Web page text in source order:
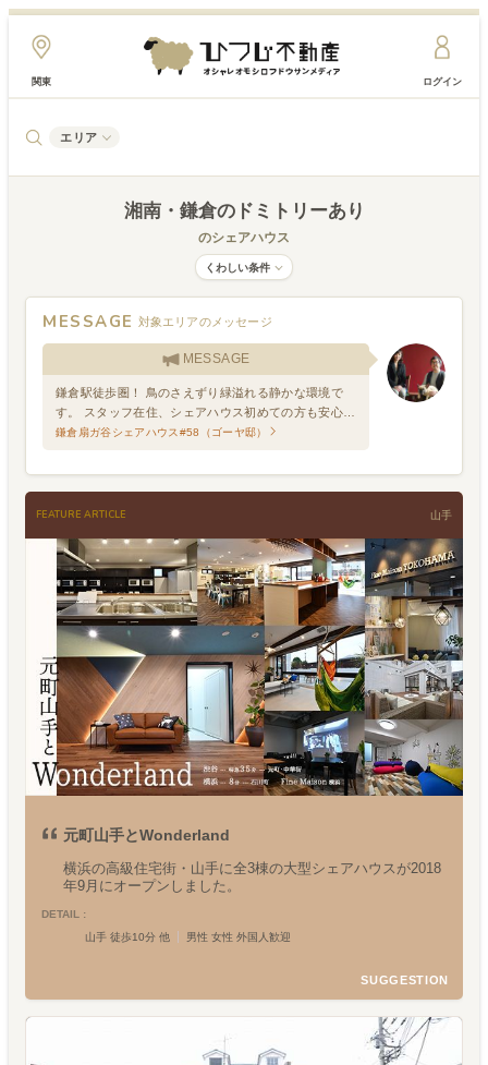
関東 ログイン
エリア
湘南・鎌倉のドミトリーあり
のシェアハウス
くわしい条件
MESSAGE 対象エリアのメッセージ
MESSAGE
鎌倉駅徒歩圏！ 鳥のさえずり緑溢れる静かな環境で
す。 スタッフ在住、シェアハウス初めての方も安心し
てお住まいいただけます。まずは御見学にいらしてく
鎌倉扇ガ谷シェアハウス#58（ゴーヤ邸）
FEATURE ARTICLE 山手
元町山手とWonderland
横浜の高級住宅街・山手に全3棟の大型シェアハウスが2018
年9月にオープンしました。
DETAIL :
山手 徒歩10分 他
男性 女性 外国人歓迎
SUGGESTION